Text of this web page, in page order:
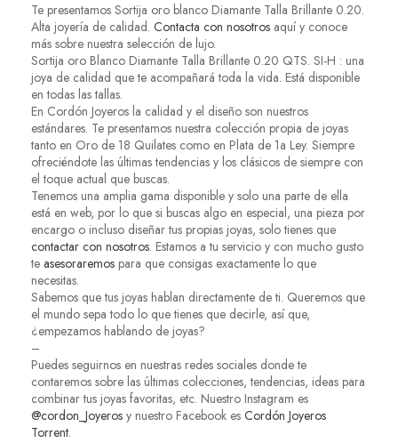
Te presentamos Sortija oro blanco Diamante Talla Brillante 0.20.
Alta joyería de calidad. Contacta con nosotros aquí y conoce
más sobre nuestra selección de lujo.
Sortija oro Blanco Diamante Talla Brillante 0.20 QTS. SI-H : una
joya de calidad que te acompañará toda la vida. Está disponible
en todas las tallas.
En Cordón Joyeros la calidad y el diseño son nuestros
estándares. Te presentamos nuestra colección propia de joyas
tanto en Oro de 18 Quilates como en Plata de 1a Ley. Siempre
ofreciéndote las últimas tendencias y los clásicos de siempre con
el toque actual que buscas.
Tenemos una amplia gama disponible y solo una parte de ella
está en web, por lo que si buscas algo en especial, una pieza por
encargo o incluso diseñar tus propias joyas, solo tienes que
contactar con nosotros. Estamos a tu servicio y con mucho gusto
te asesoraremos para que consigas exactamente lo que
necesitas.
Sabemos que tus joyas hablan directamente de ti. Queremos que
el mundo sepa todo lo que tienes que decirle, así que,
¿empezamos hablando de joyas?
–
Puedes seguirnos en nuestras redes sociales donde te
contaremos sobre las últimas colecciones, tendencias, ideas para
combinar tus joyas favoritas, etc. Nuestro Instagram es
@cordon_Joyeros y nuestro Facebook es Cordón Joyeros
Torrent.